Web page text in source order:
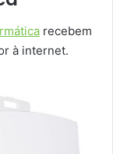
recebem
à internet.